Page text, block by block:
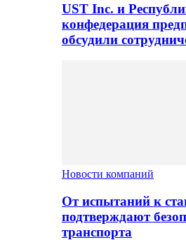
UST Inc. и
конфедерация
обсудили
Новости компаний
От испытаний к
подтверждают
транспорта